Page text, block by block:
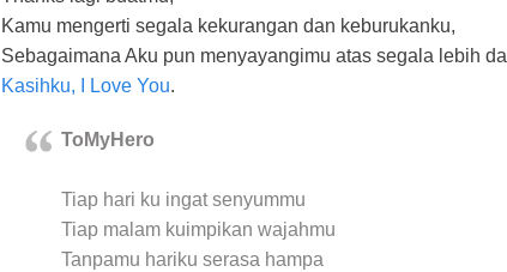
Kamu mengerti segala kekurangan dan keburukanku,
Sebagaimana Aku pun menyayangimu atas segala lebih
Kasihku, I Love You.
ToMyHero
Tiap hari ku ingat senyummu
Tiap malam kuimpikan wajahmu
Tanpamu hariku serasa hampa